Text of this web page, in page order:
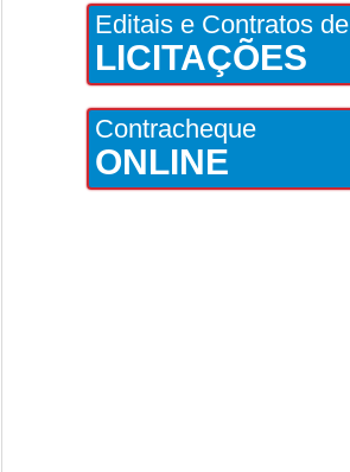
Editais e Contratos de
LICITAÇÕES
Contracheque
ONLINE